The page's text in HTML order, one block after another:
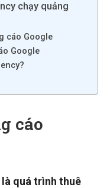
chạy quảng
cáo Google
Google
cáo
quá trình thuê